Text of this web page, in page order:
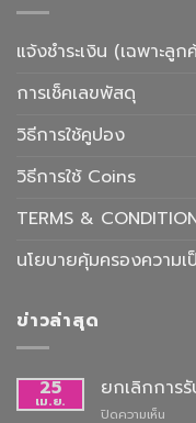
แจ้งชำระเงิน (เฉพาะลูก
การเช็คเลขพัสดุ
วิธีการใช้คูปอง
วิธีการใช้ Coins
TERMS &
นโยบายคุ้มครองความ
ข่าวล่าสุด
25
เม.ย.
ยกเลิกการ
ปิดความเห็น